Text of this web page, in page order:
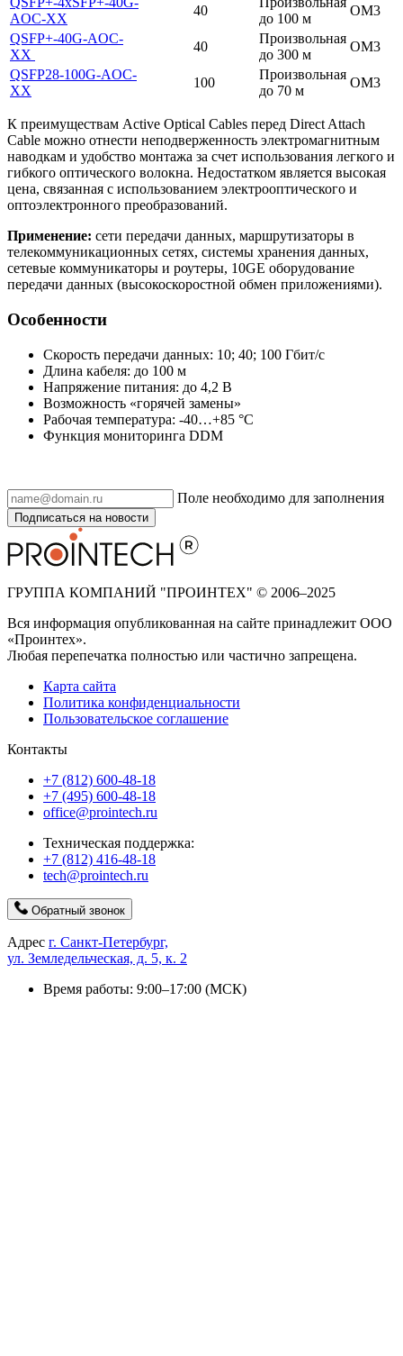
AOC-XX
40
до 100 м
OM3
QSFP+-40G-AOC-
XX
40
Произвольная
до 300 м
OM3
QSFP28-100G-AOC-
XX
100
Произвольная
до 70 м
OM3
К преимуществам Active Optical Cables перед Direct Attach
Cable можно отнести неподверженность электромагнитным
наводкам и удобство монтажа за счет использования легкого и
гибкого оптического волокна. Недостатком является высокая
цена, связанная с использованием электрооптического и
оптоэлектронного преобразований.
Применение: сети передачи данных, маршрутизаторы в
телекоммуникационных сетях, системы хранения данных,
сетевые коммуникаторы и роутеры, 10GE оборудование
передачи данных (высокоскоростной обмен приложениями).
Особенности
Скорость передачи данных: 10; 40; 100 Гбит/с
Длина кабеля: до 100 м
Напряжение питания: до 4,2 В
Возможность «горячей замены»
Рабочая температура: -40…+85 °C
Функция мониторинга DDM
Поле необходимо для заполнения
Подписаться на новости
ГРУППА КОМПАНИЙ "ПРОИНТЕХ" © 2006–2025
Вся информация опубликованная на сайте принадлежит ООО
«Проинтех».
Любая перепечатка полностью или частично запрещена.
Карта сайта
Политика конфиденциальности
Пользовательское соглашение
Контакты
+7 (812) 600-48-18
+7 (495) 600-48-18
office@prointech.ru
Техническая поддержка:
+7 (812) 416-48-18
tech@prointech.ru
Обратный звонок
Адрес г. Санкт-Петербург,
ул. Земледельческая, д. 5, к. 2
Время работы: 9:00–17:00 (МСК)